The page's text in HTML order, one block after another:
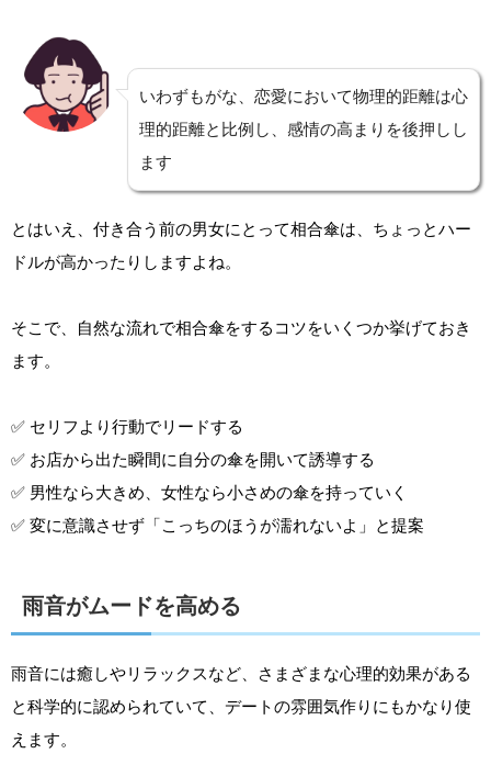
いわずもがな、恋愛において物理的距離は心
理的距離と比例し、感情の高まりを後押しし
ます
とはいえ、付き合う前の男女にとって相合傘は、ちょっとハー
ドルが高かったりしますよね。
そこで、自然な流れで相合傘をするコツをいくつか挙げておき
ます。
✅ セリフより行動でリードする
✅ お店から出た瞬間に自分の傘を開いて誘導する
✅ 男性なら大きめ、女性なら小さめの傘を持っていく
✅ 変に意識させず「こっちのほうが濡れないよ」と提案
雨音がムードを高める
雨音には癒しやリラックスなど、さまざまな心理的効果がある
と科学的に認められていて、デートの雰囲気作りにもかなり使
えます。